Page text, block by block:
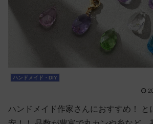
ハンドメイド・DIY
ハンドメイド作家さんにおすすめ！ と